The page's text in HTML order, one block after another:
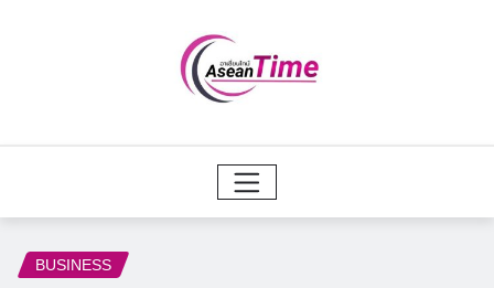
BUSINESS